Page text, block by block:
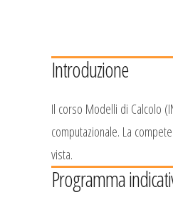
Introduzione
Il corso Modelli di Calcolo
computazionale. La
vista.
Programma